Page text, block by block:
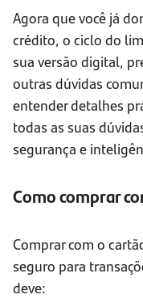
Agora que você já
crédito, o ciclo do
sua versão digital,
outras dúvidas
entender detalhes
todas as suas
segurança e
Como comprar
Comprar com o
seguro para
deve: